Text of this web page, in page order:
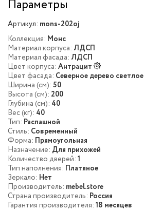
Параметры
Артикул: mons-202oj
Коллекция: Монс
Материал корпуса: ЛДСП
Материал фасада: ЛДСП
Цвет корпуса: Антрацит
Цвет фасада: Северное дерево светлое
Ширина (см): 50
Высота (см): 200
Глубина (см): 40
Вес (кг): 40
Тип: Распашной
Стиль: Современный
Форма: Прямоугольная
Назначение: Для прихожей
Количество дверей: 1
Тип наполнения: Платяное
Зеркало: Нет
Производитель: mebel.store
Страна производитель: Россия
Гарантия производителя: 18 месяцев